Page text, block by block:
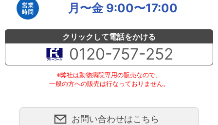
月〜金 9:00〜17:00
クリックして電話をかける
0120-757-252
※弊社は動物病院専用の販売なので、
一般の方への販売は行なっておりません。
お問い合わせはこちら